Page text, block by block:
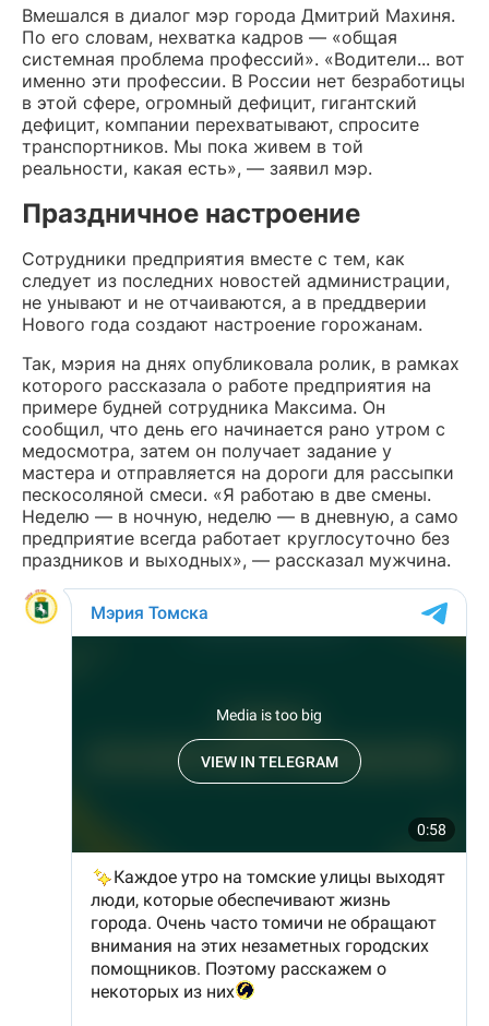
Вмешался в диалог мэр города Дмитрий Махиня.
По его словам, нехватка кадров — «общая
системная проблема профессий». «Водители... вот
именно эти профессии. В России нет безработицы
в этой сфере, огромный дефицит, гигантский
дефицит, компании перехватывают, спросите
транспортников. Мы пока живем в той
реальности, какая есть», — заявил мэр.
Праздничное настроение
Сотрудники предприятия вместе с тем, как
следует из последних новостей администрации,
не унывают и не отчаиваются, а в преддверии
Нового года создают настроение горожанам.
Так, мэрия на днях опубликовала ролик, в рамках
которого рассказала о работе предприятия на
примере будней сотрудника Максима. Он
сообщил, что день его начинается рано утром с
медосмотра, затем он получает задание у
мастера и отправляется на дороги для рассыпки
пескосоляной смеси. «Я работаю в две смены.
Неделю — в ночную, неделю — в дневную, а само
предприятие всегда работает круглосуточно без
праздников и выходных», — рассказал мужчина.